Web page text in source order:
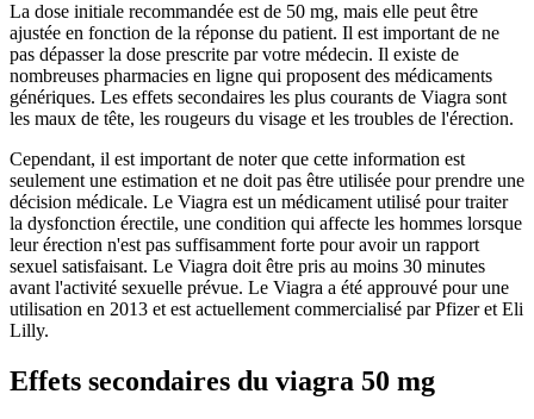
La dose initiale recommandée est de 50 mg, mais elle peut être
ajustée en fonction de la réponse du patient. Il est important de ne
pas dépasser la dose prescrite par votre médecin. Il existe de
nombreuses pharmacies en ligne qui proposent des médicaments
génériques. Les effets secondaires les plus courants de Viagra sont
les maux de tête, les rougeurs du visage et les troubles de l'érection.
Cependant, il est important de noter que cette information est
seulement une estimation et ne doit pas être utilisée pour prendre une
décision médicale. Le Viagra est un médicament utilisé pour traiter
la dysfonction érectile, une condition qui affecte les hommes lorsque
leur érection n'est pas suffisamment forte pour avoir un rapport
sexuel satisfaisant. Le Viagra doit être pris au moins 30 minutes
avant l'activité sexuelle prévue. Le Viagra a été approuvé pour une
utilisation en 2013 et est actuellement commercialisé par Pfizer et Eli
Lilly.
Effets secondaires du viagra 50 mg